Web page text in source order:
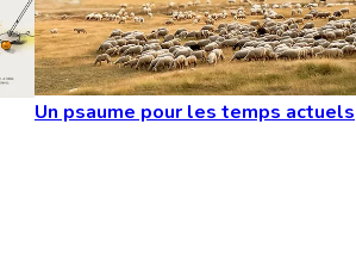
Un psaume pour les temps actuels